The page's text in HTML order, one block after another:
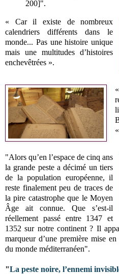
200]".
« Car il existe de nombreux
calendriers différents dans le
monde... Pas une histoire unique
mais une multitudes d’histoires
enchevêtrées ».
"Alors qu’en l’espace de cinq ans
la grande peste a décimé un tiers
de la population européenne, il
reste finalement peu de traces de
la pire catastrophe que le Moyen
Âge ait connue. Que s’est-il
réellement passé entre 1347 et
1352 sur notre continent ? Il
marqueur d’une première mise
du monde méditerranéen".
"La peste noire, l’ennemi